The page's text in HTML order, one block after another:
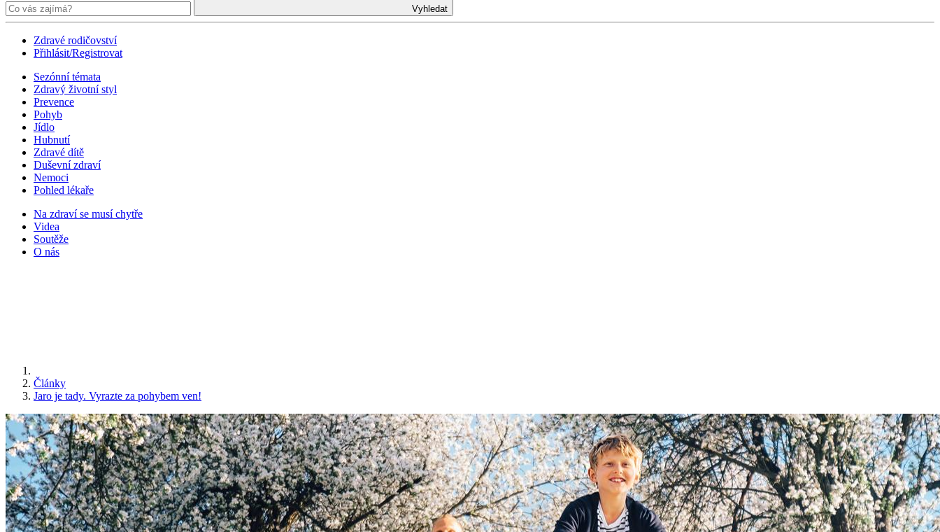
Vyhledat
Zdravé rodičovství
Přihlásit/Registrovat
Sezónní témata
Zdravý životní styl
Prevence
Pohyb
Jídlo
Hubnutí
Zdravé dítě
Duševní zdraví
Nemoci
Pohled lékaře
Na zdraví se musí chytře
Videa
Soutěže
O nás
Články
Jaro je tady. Vyrazte za pohybem ven!